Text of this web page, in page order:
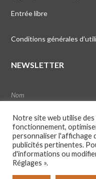
Entrée libre
Conditions générales
NEWSLETTER
Notre site web utilise
fonctionnement,
personnaliser l'affichage
publicités pertinentes.
d'informations ou
Réglages ».